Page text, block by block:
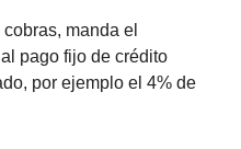
manda el
pago fijo de crédito
por ejemplo el 4% de